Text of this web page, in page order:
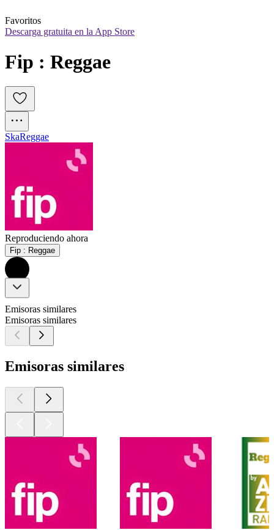
Favoritos
Descarga gratuita en la App Store
Fip : Reggae
SkaReggae
Reproduciendo ahora
Fip : Reggae
Emisoras similares
Emisoras similares
Emisoras similares